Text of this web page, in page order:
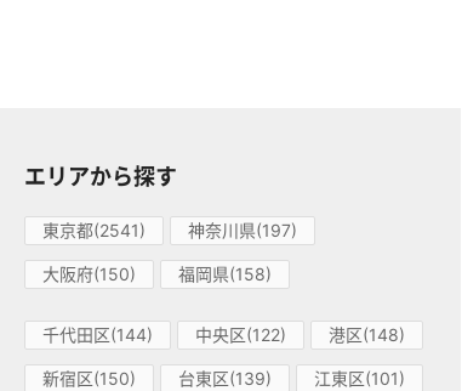
エリアから探す
東京都(2541) 神奈川県(197)
大阪府(150) 福岡県(158)
千代田区(144) 中央区(122) 港区(148)
新宿区(150) 台東区(139) 江東区(101)